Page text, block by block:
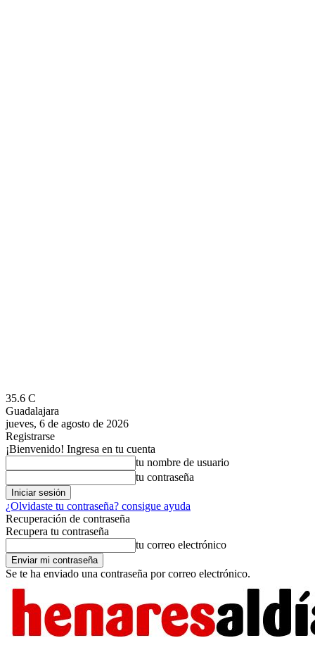
35.6 C
Guadalajara
jueves, 6 de agosto de 2026
Registrarse
¡Bienvenido! Ingresa en tu cuenta
tu nombre de usuario
tu contraseña
¿Olvidaste tu contraseña? consigue ayuda
Recuperación de contraseña
Recupera tu contraseña
tu correo electrónico
Se te ha enviado una contraseña por correo electrónico.